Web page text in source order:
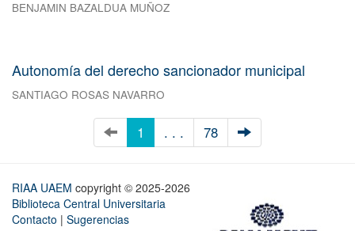
BENJAMIN BAZALDUA MUÑOZ
Autonomía del derecho sancionador municipal
SANTIAGO ROSAS NAVARRO
1 . . . 78
RIAA UAEM copyright © 2025-2026
Biblioteca Central Universitaria
Contacto | Sugerencias